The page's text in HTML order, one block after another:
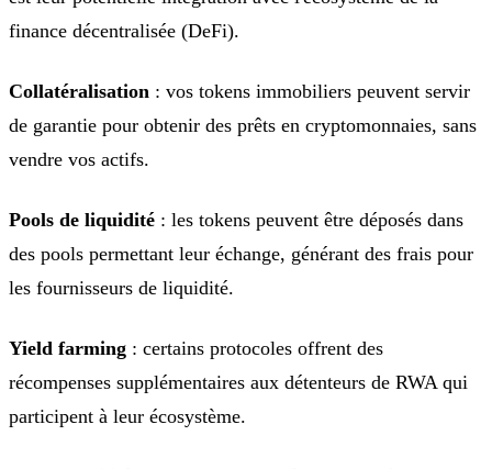
finance décentralisée (DeFi).
Collatéralisation : vos tokens immobiliers peuvent servir
de garantie pour obtenir des prêts en cryptomonnaies, sans
vendre vos actifs.
Pools de liquidité : les tokens peuvent être déposés dans
des pools permettant leur échange, générant des frais pour
les fournisseurs de liquidité.
Yield farming : certains protocoles offrent des
récompenses supplémentaires aux détenteurs de RWA qui
participent à leur écosystème.